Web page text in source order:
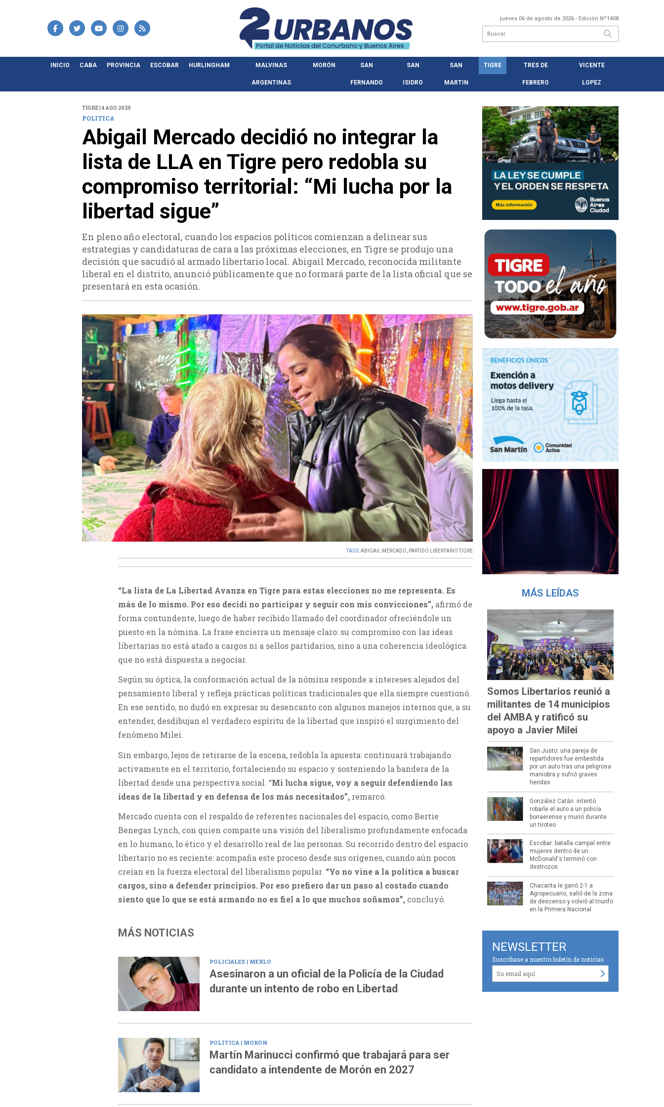
jueves 06 de agosto de 2026 - Edición Nº1408
INICIO CABA PROVINCIA ESCOBAR HURLINGHAM MALVINAS
ARGENTINAS
MORÓN SAN
FERNANDO
SAN
ISIDRO
SAN
MARTIN
TIGRE TRES DE
FEBRERO
VICENTE
LOPEZ
TIGRE | 4 AGO 2025
POLITICA
Abigail Mercado decidió no integrar la
lista de LLA en Tigre pero redobla su
compromiso territorial: “Mi lucha por la
libertad sigue”
En pleno año electoral, cuando los espacios políticos comienzan a delinear sus
estrategias y candidaturas de cara a las próximas elecciones, en Tigre se produjo una
decisión que sacudió al armado libertario local. Abigail Mercado, reconocida militante
liberal en el distrito, anunció públicamente que no formará parte de la lista oficial que se
presentará en esta ocasión.
TAGS:ABIGAIL MERCADO, PARTIDO LIBERTARIO TIGRE
“La lista de La Libertad Avanza en Tigre para estas elecciones no me representa. Es
más de lo mismo. Por eso decidí no participar y seguir con mis convicciones”, afirmó de
forma contundente, luego de haber recibido llamado del coordinador ofreciéndole un
puesto en la nómina. La frase encierra un mensaje claro: su compromiso con las ideas
libertarias no está atado a cargos ni a sellos partidarios, sino a una coherencia ideológica
que no está dispuesta a negociar.
Según su óptica, la conformación actual de la nómina responde a intereses alejados del
pensamiento liberal y refleja prácticas políticas tradicionales que ella siempre cuestionó.
En ese sentido, no dudó en expresar su desencanto con algunos manejos internos que, a su
entender, desdibujan el verdadero espíritu de la libertad que inspiró el surgimiento del
fenómeno Milei.
Sin embargo, lejos de retirarse de la escena, redobla la apuesta: continuará trabajando
activamente en el territorio, fortaleciendo su espacio y sosteniendo la bandera de la
libertad desde una perspectiva social. “Mi lucha sigue, voy a seguir defendiendo las
ideas de la libertad y en defensa de los más necesitados”, remarcó.
Mercado cuenta con el respaldo de referentes nacionales del espacio, como Bertie
Benegas Lynch, con quien comparte una visión del liberalismo profundamente enfocada
en lo humano, lo ético y el desarrollo real de las personas. Su recorrido dentro del espacio
libertario no es reciente: acompaña este proceso desde sus orígenes, cuando aún pocos
creían en la fuerza electoral del liberalismo popular. “Yo no vine a la política a buscar
cargos, sino a defender principios. Por eso prefiero dar un paso al costado cuando
siento que lo que se está armando no es fiel a lo que muchos soñamos”, concluyó.
MÁS NOTICIAS
POLICIALES | MERLO
Asesinaron a un oficial de la Policía de la Ciudad
durante un intento de robo en Libertad
POLÍTICA | MORÓN
Martín Marinucci confirmó que trabajará para ser
candidato a intendente de Morón en 2027
MÁS LEÍDAS
Somos Libertarios reunió a
militantes de 14 municipios
del AMBA y ratificó su
apoyo a Javier Milei
San Justo: una pareja de
repartidores fue embestida
por un auto tras una peligrosa
maniobra y sufrió graves
heridas
González Catán: intentó
robarle el auto a un policía
bonaerense y murió durante
un tiroteo
Escobar: batalla campal entre
mujeres dentro de un
McDonald's terminó con
destrozos
Chacarita le ganó 2-1 a
Agropecuario, salió de la zona
de descenso y volvió al triunfo
en la Primera Nacional
NEWSLETTER
Suscríbase a nuestro boletín de noticias